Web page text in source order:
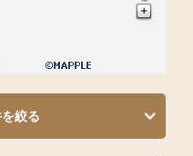
絞る